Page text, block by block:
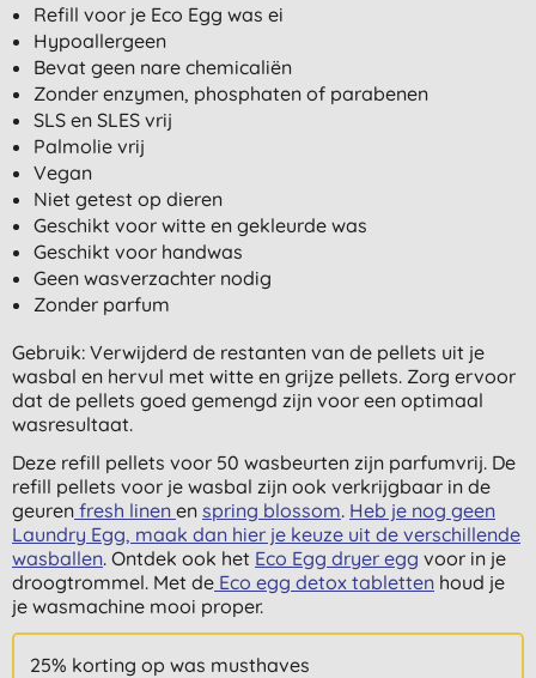
Refill voor je Eco Egg was ei
Hypoallergeen
Bevat geen nare chemicaliën
Zonder enzymen, phosphaten of parabenen
SLS en SLES vrij
Palmolie vrij
Vegan
Niet getest op dieren
Geschikt voor witte en gekleurde was
Geschikt voor handwas
Geen wasverzachter nodig
Zonder parfum
Gebruik: Verwijderd de restanten van de pellets uit je
wasbal en hervul met witte en grijze pellets. Zorg ervoor
dat de pellets goed gemengd zijn voor een optimaal
wasresultaat.
Deze refill pellets voor 50 wasbeurten zijn parfumvrij. De
refill pellets voor je wasbal zijn ook verkrijgbaar in de
geuren fresh linen en spring blossom. Heb je nog geen
Laundry Egg, maak dan hier je keuze uit de verschillende
wasballen. Ontdek ook het Eco Egg dryer egg voor in je
droogtrommel. Met de Eco egg detox tabletten houd je
je wasmachine mooi proper.
25% korting op was musthaves